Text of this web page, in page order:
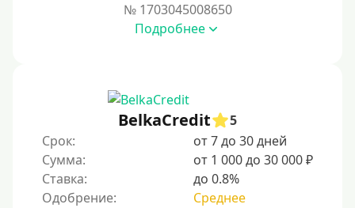
№ 1703045008650
Подробнее
BelkaCredit
5
Срок:
от 7 до 30 дней
Сумма:
от 1 000 до 30 000 ₽
Ставка:
до 0.8%
Одобрение:
Среднее